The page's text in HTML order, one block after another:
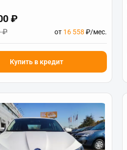
₽
₽ от 16 558 ₽/мес.
Купить в кредит